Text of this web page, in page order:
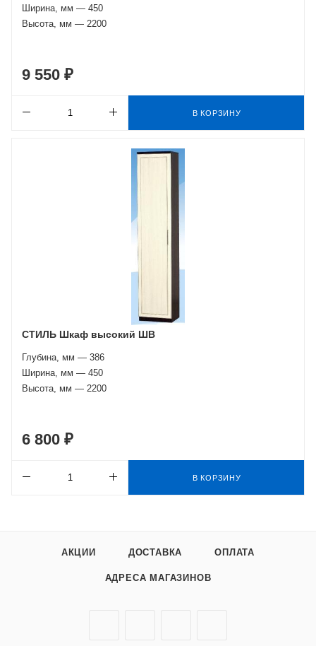
Ширина, мм — 450
Высота, мм — 2200
9 550 ₽
В КОРЗИНУ
СТИЛЬ Шкаф высокий ШВ
Глубина, мм — 386
Ширина, мм — 450
Высота, мм — 2200
6 800 ₽
В КОРЗИНУ
АКЦИИ ДОСТАВКА ОПЛАТА
АДРЕСА МАГАЗИНОВ